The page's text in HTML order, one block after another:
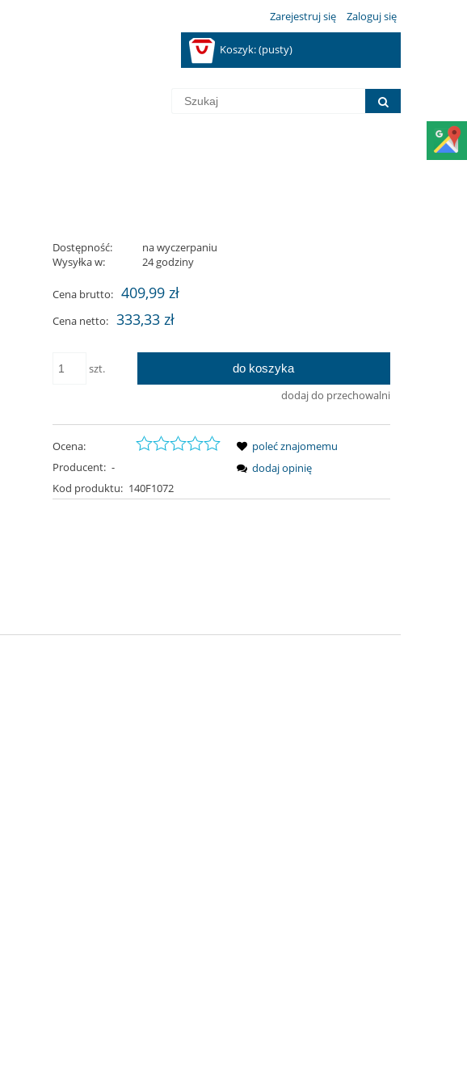
Zarejestruj się Zaloguj się
Koszyk:(pusty)
Dostępność:
na wyczerpaniu
Wysyłka w:
24 godziny
Cena brutto: 409,99 zł
Cena netto: 333,33 zł
szt. do koszyka
dodaj do przechowalni
Ocena:
Producent: -
Kod produktu: 140F1072
poleć znajomemu
dodaj opinię